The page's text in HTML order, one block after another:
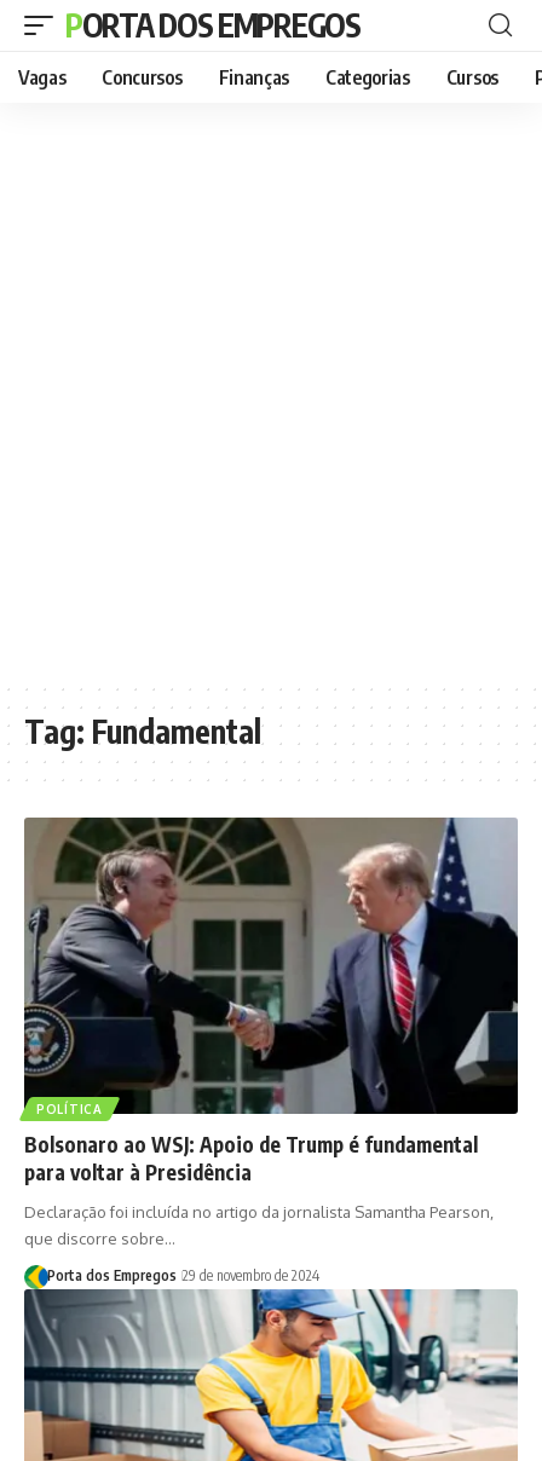
PORTA DOS EMPREGOS
Vagas Concursos Finanças Categorias Cursos
Tag: Fundamental
POLÍTICA
Bolsonaro ao WSJ: Apoio de Trump é fundamental
para voltar à Presidência
Declaração foi incluída no artigo da jornalista Samantha Pearson,
que discorre sobre…
Porta dos Empregos 29 de novembro de 2024